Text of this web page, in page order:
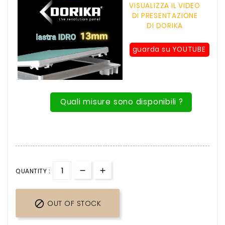
VISUALIZZA IL VIDEO
DI PRESENTAZIONE
DI DORIKA
guarda su YOUTUBE
Quali misure sono disponibili ?
QUANTITY :
 OUT OF STOCK